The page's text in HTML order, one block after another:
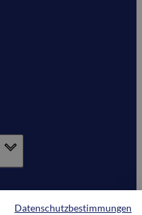
Datenschutzbestimmungen